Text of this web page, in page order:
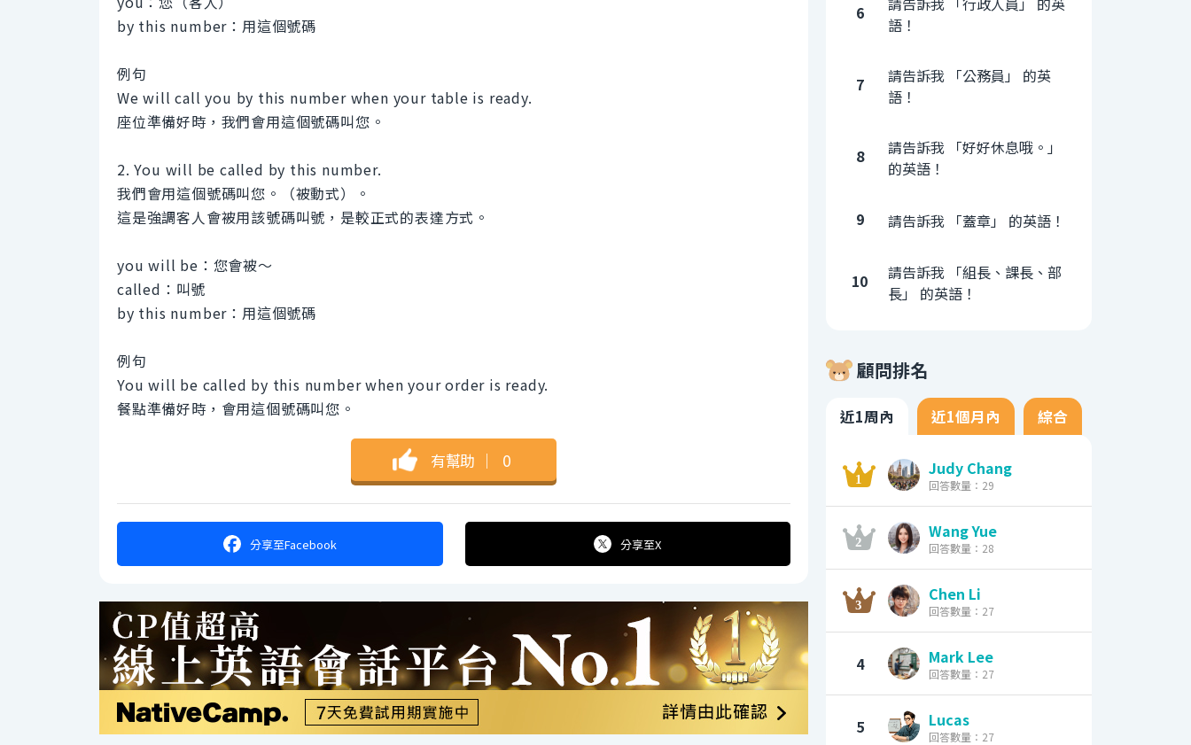
by this number：用這個號碼
例句
We will call you by this number when your table is ready.
座位準備好時，我們會用這個號碼叫您。
2. You will be called by this number.
我們會用這個號碼叫您。（被動式）。
這是強調客人會被用該號碼叫號，是較正式的表達方式。
you will be：您會被～
called：叫號
by this number：用這個號碼
例句
You will be called by this number when your order is ready.
餐點準備好時，會用這個號碼叫您。
有幫助 ｜ 0
分享至Facebook 分享至X
6
語！
7
請告訴我 「公務員」 的英
語！
8
請告訴我 「好好休息哦。」
的英語！
9 請告訴我 「蓋章」 的英語！
10
請告訴我 「組長、課長、部
長」 的英語！
顧問排名
近1周內 近1個月內 綜合
Judy Chang
回答數量：29
Wang Yue
回答數量：28
Chen Li
回答數量：27
4 Mark Lee
回答數量：27
5 Lucas
回答數量：27